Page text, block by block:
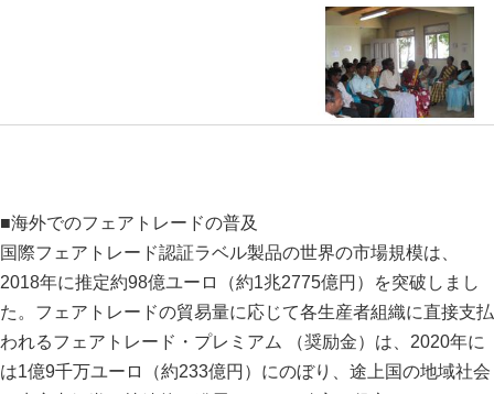
■海外でのフェアトレードの普及
国際フェアトレード認証ラベル製品の世界の市場規模は、
2018年に推定約98億ユーロ（約1兆2775億円）を突破しまし
た。フェアトレードの貿易量に応じて各生産者組織に直接支払
われるフェアトレード・プレミアム （奨励金）は、2020年に
は1億9千万ユーロ（約233億円）にのぼり、途上国の地域社会